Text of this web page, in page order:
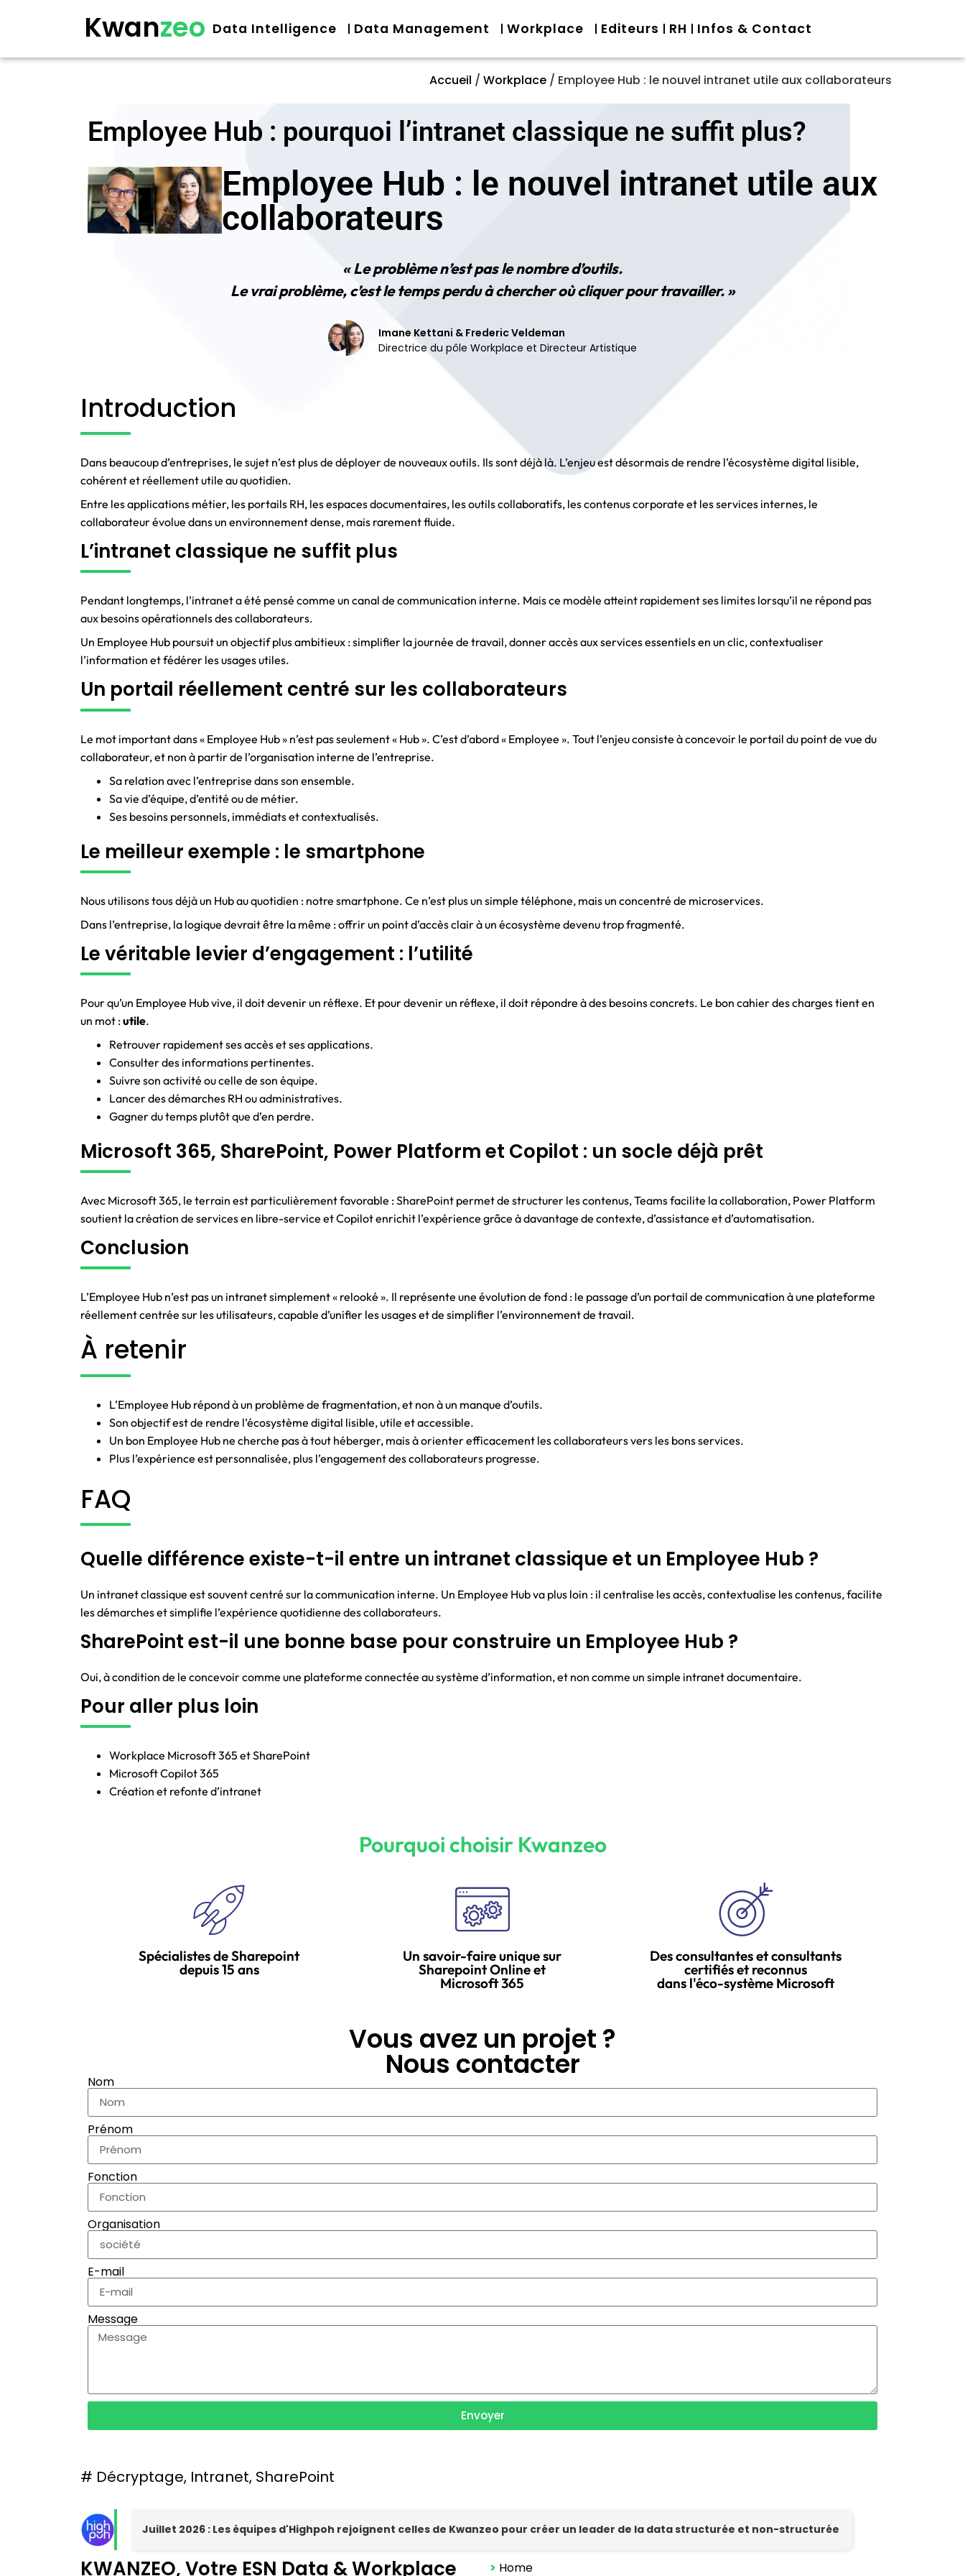
Kwanzeo Data Intelligence Data Management Workplace Editeurs RH Infos & Contact
Accueil / Workplace / Employee Hub : le nouvel intranet utile aux collaborateurs
Employee Hub : pourquoi l’intranet classique ne suffit plus?
Employee Hub : le nouvel intranet utile aux
collaborateurs
« Le problème n’est pas le nombre d’outils.
Le vrai problème, c’est le temps perdu à chercher où cliquer pour travailler. »
Imane Kettani & Frederic Veldeman
Directrice du pôle Workplace et Directeur Artistique
Introduction
Dans beaucoup d’entreprises, le sujet n’est plus de déployer de nouveaux outils. Ils sont déjà là. L’enjeu est désormais de rendre l’écosystème digital lisible,
cohérent et réellement utile au quotidien.
Entre les applications métier, les portails RH, les espaces documentaires, les outils collaboratifs, les contenus corporate et les services internes, le
collaborateur évolue dans un environnement dense, mais rarement fluide.
L’intranet classique ne suffit plus
Pendant longtemps, l’intranet a été pensé comme un canal de communication interne. Mais ce modèle atteint rapidement ses limites lorsqu’il ne répond pas
aux besoins opérationnels des collaborateurs.
Un Employee Hub poursuit un objectif plus ambitieux : simplifier la journée de travail, donner accès aux services essentiels en un clic, contextualiser
l’information et fédérer les usages utiles.
Un portail réellement centré sur les collaborateurs
Le mot important dans « Employee Hub » n’est pas seulement « Hub ». C’est d’abord « Employee ». Tout l’enjeu consiste à concevoir le portail du point de vue du
collaborateur, et non à partir de l’organisation interne de l’entreprise.
Sa relation avec l’entreprise dans son ensemble.
Sa vie d’équipe, d’entité ou de métier.
Ses besoins personnels, immédiats et contextualisés.
Le meilleur exemple : le smartphone
Nous utilisons tous déjà un Hub au quotidien : notre smartphone. Ce n’est plus un simple téléphone, mais un concentré de microservices.
Dans l’entreprise, la logique devrait être la même : offrir un point d’accès clair à un écosystème devenu trop fragmenté.
Le véritable levier d’engagement : l’utilité
Pour qu’un Employee Hub vive, il doit devenir un réflexe. Et pour devenir un réflexe, il doit répondre à des besoins concrets. Le bon cahier des charges tient en
un mot :utile.
Retrouver rapidement ses accès et ses applications.
Consulter des informations pertinentes.
Suivre son activité ou celle de son équipe.
Lancer des démarches RH ou administratives.
Gagner du temps plutôt que d’en perdre.
Microsoft 365, SharePoint, Power Platform et Copilot : un socle déjà prêt
Avec Microsoft 365, le terrain est particulièrement favorable : SharePoint permet de structurer les contenus, Teams facilite la collaboration, Power Platform
soutient la création de services en libre-service et Copilot enrichit l’expérience grâce à davantage de contexte, d’assistance et d’automatisation.
Conclusion
L’Employee Hub n’est pas un intranet simplement « relooké ». Il représente une évolution de fond : le passage d’un portail de communication à une plateforme
réellement centrée sur les utilisateurs, capable d’unifier les usages et de simplifier l’environnement de travail.
À retenir
L’Employee Hub répond à un problème de fragmentation, et non à un manque d’outils.
Son objectif est de rendre l’écosystème digital lisible, utile et accessible.
Un bon Employee Hub ne cherche pas à tout héberger, mais à orienter efficacement les collaborateurs vers les bons services.
Plus l’expérience est personnalisée, plus l’engagement des collaborateurs progresse.
FAQ
Quelle différence existe-t-il entre un intranet classique et un Employee Hub ?
Un intranet classique est souvent centré sur la communication interne. Un Employee Hub va plus loin : il centralise les accès, contextualise les contenus, facilite
les démarches et simplifie l’expérience quotidienne des collaborateurs.
SharePoint est-il une bonne base pour construire un Employee Hub ?
Oui, à condition de le concevoir comme une plateforme connectée au système d’information, et non comme un simple intranet documentaire.
Pour aller plus loin
Workplace Microsoft 365 et SharePoint
Microsoft Copilot 365
Création et refonte d’intranet
Pourquoi choisir Kwanzeo
Spécialistes de Sharepoint
depuis 15 ans
Un savoir-faire unique sur
Sharepoint Online et
Microsoft 365
Des consultantes et consultants
certifiés et reconnus
dans l'éco-système Microsoft
Vous avez un projet ?
Nous contacter
Nom
Prénom
Fonction
Organisation
E-mail
Message
Envoyer
# Décryptage, Intranet, SharePoint
Juillet 2026 : Les équipes d'Highpoh rejoignent celles de Kwanzeo pour créer un leader de la data structurée et non-structurée
KWANZEO, Votre ESN Data & Workplace > Home